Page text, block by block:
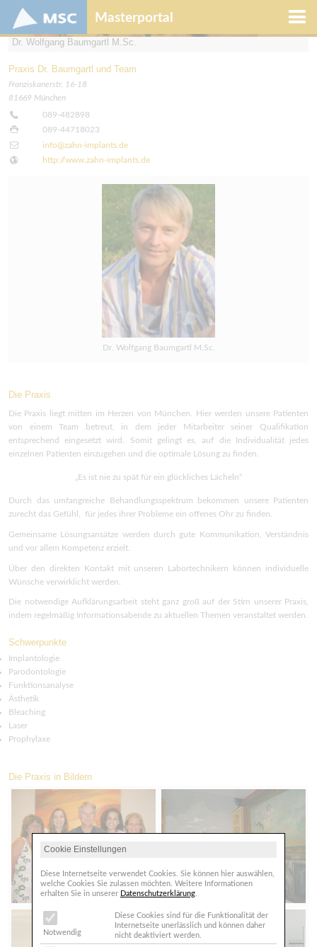
Masterportal
Dr. Wolfgang Baumgartl M.Sc.
Praxis Dr. Baumgartl und Team
Franziskanerstr. 16-18
81669 München
089-482898
089-44718023
info@zahn-implants.de
http://www.zahn-implants.de
Dr. Wolfgang Baumgartl M.Sc.
Die Praxis
Die Praxis liegt mitten im Herzen von München. Hier werden unsere Patienten
von einem Team betreut, in dem jeder Mitarbeiter seiner Qualifikation
entsprechend eingesetzt wird. Somit gelingt es, auf die Individualität jedes
einzelnen Patienten einzugehen und die optimale Lösung zu finden.
„Es ist nie zu spät für ein glückliches Lächeln“
Durch das umfangreiche Behandlungsspektrum bekommen unsere Patienten
zurecht das Gefühl, für jedes ihrer Probleme ein offenes Ohr zu finden.
Gemeinsame Lösungsansätze werden durch gute Kommunikation, Verständnis
und vor allem Kompetenz erzielt.
Über den direkten Kontakt mit unseren Labortechnikern können individuelle
Wünsche verwirklicht werden.
Die notwendige Aufklärungsarbeit steht ganz groß auf der Stirn unserer Praxis,
indem regelmäßig Informationsabende zu aktuellen Themen veranstaltet werden.
Schwerpunkte
Implantologie
Parodontologie
Funktionsanalyse
Ästhetik
Bleaching
Laser
Prophylaxe
Die Praxis in Bildern
Cookie Einstellungen
Diese Internetseite verwendet Cookies. Sie können hier auswählen,
welche Cookies Sie zulassen möchten. Weitere Informationen
erhalten Sie in unserer Datenschutzerklärung.
Notwendig
Diese Cookies sind für die Funktionalität der
Internetseite unerlässlich und können daher
nicht deaktiviert werden.